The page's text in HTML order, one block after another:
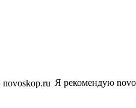
Я рекомендую